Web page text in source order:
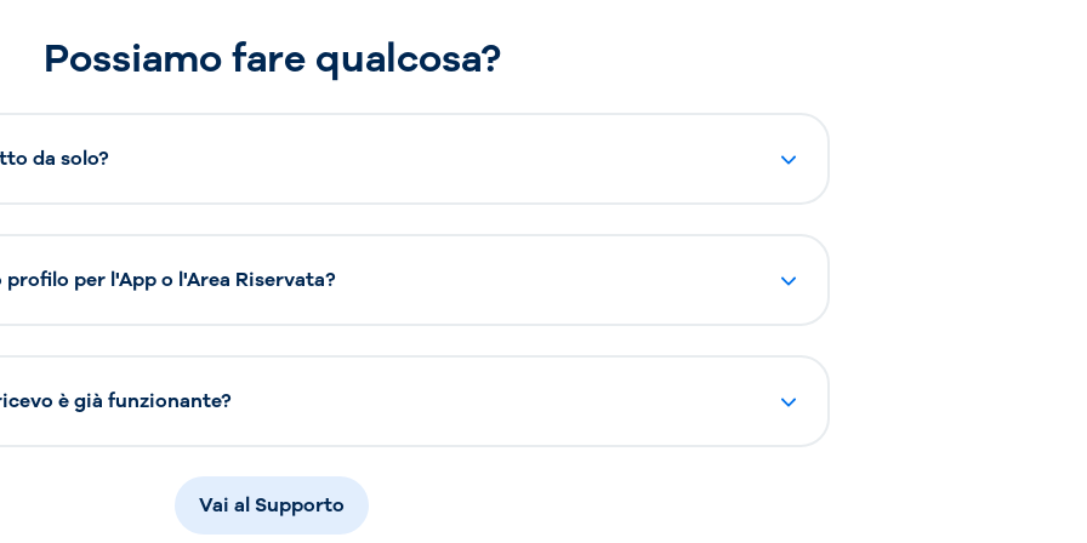
Possiamo fare qualcosa?
da solo?
per l'App o l'Area Riservata?
è già funzionante?
Vai al Supporto